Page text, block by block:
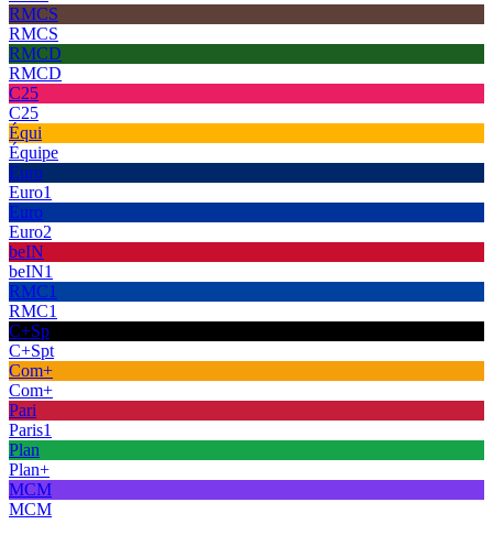
RMCS
RMCS
RMCD
RMCD
C25
C25
Équi
Équipe
Euro
Euro1
Euro
Euro2
beIN
beIN1
RMC1
RMC1
C+Sp
C+Spt
Com+
Com+
Pari
Paris1
Plan
Plan+
MCM
MCM